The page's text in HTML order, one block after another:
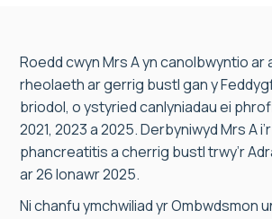
Roedd cwyn Mrs A yn canolbwyntio ar
rheolaeth ar gerrig bustl gan y
briodol, o ystyried canlyniadau ei
2021, 2023 a 2025. Derbyniwyd Mrs A
phancreatitis a cherrig bustl trwy’r
ar 26 Ionawr 2025.
Ni chanfu ymchwiliad yr Ombwdsmon